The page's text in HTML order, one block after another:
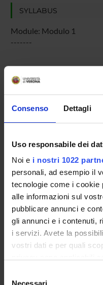
Consenso Dettagli
Uso responsabile dei
Noi e i nostri 1022
personali, ad esempio il
tecnologie come i cookie
alle informazioni sul
pubblicare annunci e
gli annunci e i contenuti,
i servizi. Avete la
vostri dati e per quali
modificare o revocare il
Necessari
SYLLABUS
Module: Modulo 1
-------
Module: Modulo 2
-------
Algebraic curves, tangent
The projective plane.
plane.
The group of a
Cryptography on elliptic
ASSESSMENT
Module: Modulo 1
-------